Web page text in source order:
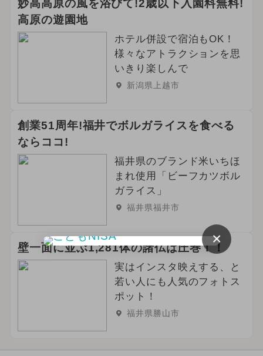
妙高高原の風を浴びて!2歳以下入園料無料!
高原の遊園地
ホテル併設で宿泊もOK！
様々なアトラクションを思
いきり楽しんで
新潟県上越市
創業51周年!福井でボルガライスを食べる
ならココ!
福井県のブランド米いちほ
まれ使用「ビーフカツボル
ガライス」
福井県福井市
壁一面に並ぶ1,281体の諸仏は圧巻！！
実はインスタ映えする、と
若い人にも人気のフォトス
ポット！
福井県勝山市
×